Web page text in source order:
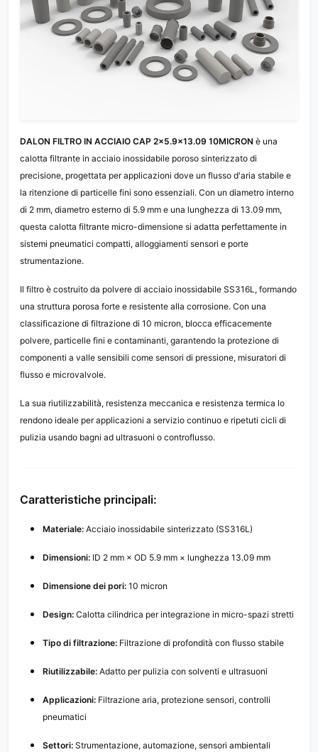
DALON FILTRO IN ACCIAIO CAP 2×5.9×13.09 10MICRON è una
calotta filtrante in acciaio inossidabile poroso sinterizzato di
precisione, progettata per applicazioni dove un flusso d'aria stabile e
la ritenzione di particelle fini sono essenziali. Con un diametro interno
di 2 mm, diametro esterno di 5.9 mm e una lunghezza di 13.09 mm,
questa calotta filtrante micro-dimensione si adatta perfettamente in
sistemi pneumatici compatti, alloggiamenti sensori e porte
strumentazione.
Il filtro è costruito da polvere di acciaio inossidabile SS316L, formando
una struttura porosa forte e resistente alla corrosione. Con una
classificazione di filtrazione di 10 micron, blocca efficacemente
polvere, particelle fini e contaminanti, garantendo la protezione di
componenti a valle sensibili come sensori di pressione, misuratori di
flusso e microvalvole.
La sua riutilizzabilità, resistenza meccanica e resistenza termica lo
rendono ideale per applicazioni a servizio continuo e ripetuti cicli di
pulizia usando bagni ad ultrasuoni o controflusso.
Caratteristiche principali:
Materiale: Acciaio inossidabile sinterizzato (SS316L)
Dimensioni: ID 2 mm × OD 5.9 mm × lunghezza 13.09 mm
Dimensione dei pori: 10 micron
Design: Calotta cilindrica per integrazione in micro-spazi stretti
Tipo di filtrazione: Filtrazione di profondità con flusso stabile
Riutilizzabile: Adatto per pulizia con solventi e ultrasuoni
Applicazioni: Filtrazione aria, protezione sensori, controlli
pneumatici
Settori: Strumentazione, automazione, sensori ambientali